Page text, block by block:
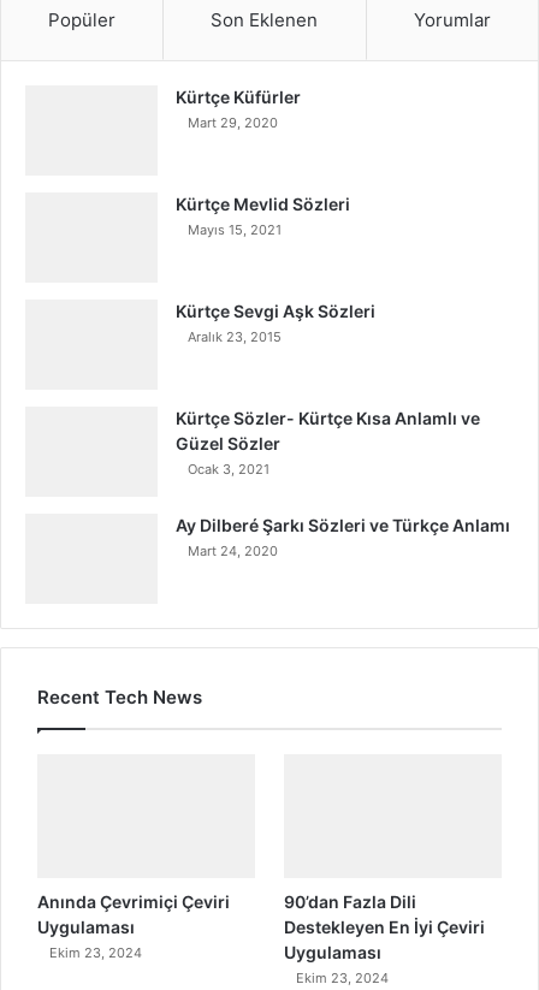
Popüler Son Eklenen Yorumlar
Kürtçe Küfürler
Mart 29, 2020
Kürtçe Mevlid Sözleri
Mayıs 15, 2021
Kürtçe Sevgi Aşk Sözleri
Aralık 23, 2015
Kürtçe Sözler- Kürtçe Kısa Anlamlı ve
Güzel Sözler
Ocak 3, 2021
Ay Dilberé Şarkı Sözleri ve Türkçe Anlamı
Mart 24, 2020
Recent Tech News
Anında Çevrimiçi Çeviri
Uygulaması
Ekim 23, 2024
90’dan Fazla Dili
Destekleyen En İyi Çeviri
Uygulaması
Ekim 23, 2024